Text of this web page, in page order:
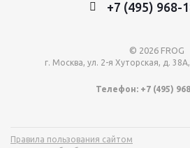
+7 (495) 968-
© 2026 FROG
г. Москва, ул. 2-я Хуторская, д.
Телефон: +7 (495)
Правила пользования сайтом